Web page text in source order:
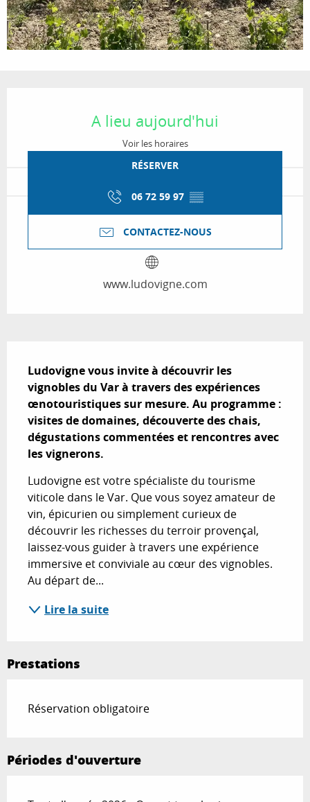
A lieu aujourd'hui
Voir les horaires
RÉSERVER
06 72 59 97 ▒▒
CONTACTEZ-NOUS
www.ludovigne.com
Ludovigne vous invite à découvrir les
vignobles du Var à travers des expériences
œnotouristiques sur mesure. Au programme :
visites de domaines, découverte des chais,
dégustations commentées et rencontres avec
les vignerons.
Ludovigne est votre spécialiste du tourisme
viticole dans le Var. Que vous soyez amateur de
vin, épicurien ou simplement curieux de
découvrir les richesses du terroir provençal,
laissez-vous guider à travers une expérience
immersive et conviviale au cœur des vignobles.
Au départ de...
Lire la suite
Prestations
Réservation obligatoire
Périodes d'ouverture